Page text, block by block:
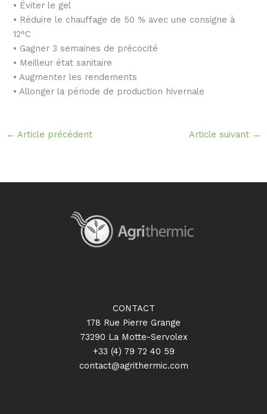
• Éviter le gel
• Réduire le chauffage de 50 % avec une consigne à
12°C
• Gagner 3 semaines de précocité
• Meilleur état sanitaire
• Augmenter les rendements
• Allonger la période de production hivernale
← Article précédent Article suivant →
CONTACT
178 Rue Pierre Grange
73290 La Motte-Servolex
+33 (4) 79 72 40 59
contact@agrithermic.com